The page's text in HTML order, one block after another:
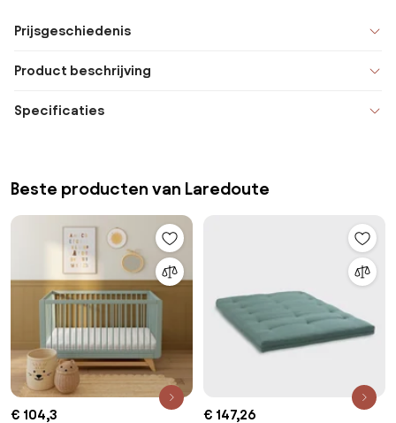
Prijsgeschiedenis
Product beschrijving
Specificaties
Beste producten van Laredoute
€ 104,3 € 147,26